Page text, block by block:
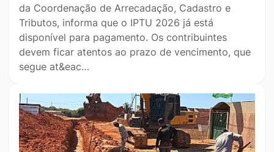
da Coordenação de Arrecadação, Cadastro e
Tributos, informa que o IPTU 2026 já está
disponível para pagamento. Os contribuintes
devem ficar atentos ao prazo de vencimento, que
segue at&eac…